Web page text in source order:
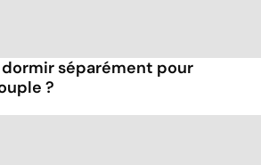
séparément pour
?